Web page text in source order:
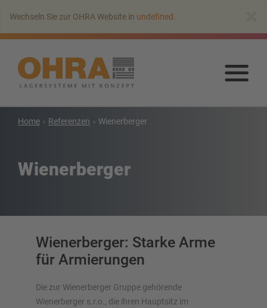
Hauptinhalt
springen
Wechseln Sie zur OHRA Website in undefined
Home Referenzen Wienerberger
Wienerberger
Wienerberger: Starke Arme
für Armierungen
Die zur Wienerberger Gruppe gehörende
Wienerberger s.r.o., die ihren Hauptsitz im
Einseitiges Kragarmregal
Kragarmregal für Langgut
Weitere Kragarmregale